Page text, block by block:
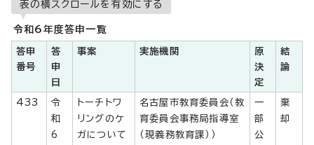
表の横スクロールを有効にする
令和6年度答申一覧
答申
番号
答
申
日
事案 実施機関
原
決
定
結
論
433
令
和
6
トーチトワ
リングのケ
ガについて
名古屋市教育委員会（教
育委員会事務局指導室
（現義務教育課））
一
部
公
棄
却